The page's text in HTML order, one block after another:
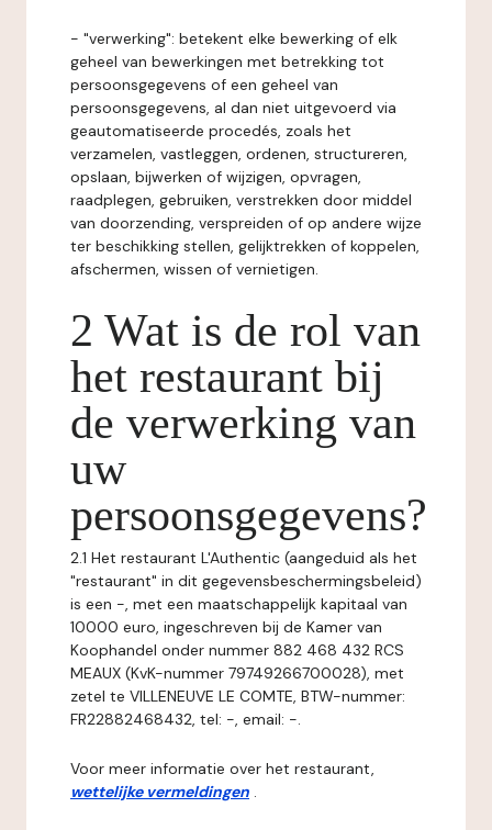
- "verwerking": betekent elke bewerking of elk
geheel van bewerkingen met betrekking tot
persoonsgegevens of een geheel van
persoonsgegevens, al dan niet uitgevoerd via
geautomatiseerde procedés, zoals het
verzamelen, vastleggen, ordenen, structureren,
opslaan, bijwerken of wijzigen, opvragen,
raadplegen, gebruiken, verstrekken door middel
van doorzending, verspreiden of op andere wijze
ter beschikking stellen, gelijktrekken of koppelen,
afschermen, wissen of vernietigen.
2 Wat is de rol van
het restaurant bij
de verwerking van
uw
persoonsgegevens?
2.1 Het restaurant L'Authentic (aangeduid als het
"restaurant" in dit gegevensbeschermingsbeleid)
is een -, met een maatschappelijk kapitaal van
10000 euro, ingeschreven bij de Kamer van
Koophandel onder nummer 882 468 432 RCS
MEAUX (KvK-nummer 79749266700028), met
zetel te VILLENEUVE LE COMTE, BTW-nummer:
FR22882468432, tel: -, email: -.
Voor meer informatie over het restaurant,
wettelijke vermeldingen .